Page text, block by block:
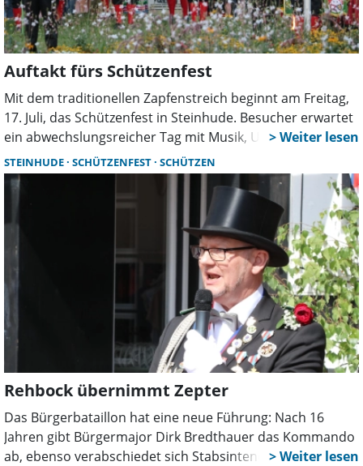
Auftakt fürs Schützenfest
Mit dem traditionellen Zapfenstreich beginnt am Freitag,
17. Juli, das Schützenfest in Steinhude. Besucher erwartet
ein abwechslungsreicher Tag mit Musik, Umzug, Andacht
und gemeinsamer Feier. Am Abend folgt eine
Schlagerparty. Dazu gibt es eine besondere Aktion auf
dem Festplatz.
STEINHUDE SCHÜTZENFEST SCHÜTZEN
Rehbock übernimmt Zepter
Das Bürgerbataillon hat eine neue Führung: Nach 16
Jahren gibt Bürgermajor Dirk Bredthauer das Kommando
ab, ebenso verabschiedet sich Stabsintendant Ralf Thiele.